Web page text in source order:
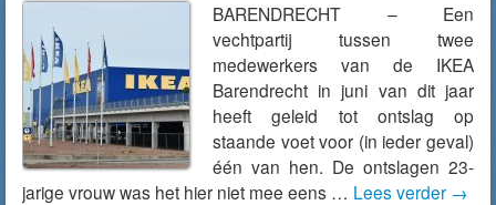
BARENDRECHT – Een
vechtpartij tussen twee
medewerkers van de IKEA
Barendrecht in juni van dit jaar
heeft geleid tot ontslag op
staande voet voor (in ieder geval)
één van hen. De ontslagen 23-
jarige vrouw was het hier niet mee eens … Lees verder →